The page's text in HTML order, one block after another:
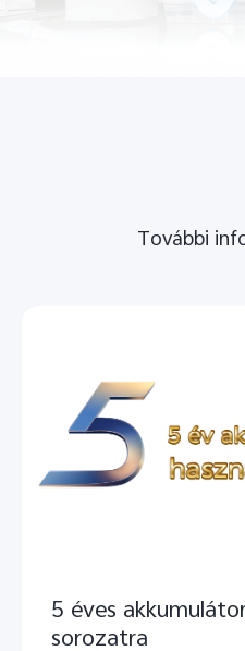
További
5 éves
sorozatra